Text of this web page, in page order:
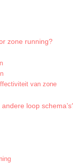
zone running?
van zone
loop